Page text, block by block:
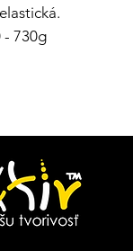
- 730g